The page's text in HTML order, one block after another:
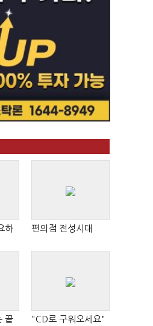
하
편의점 전성시대
끝
"CD로 구워오세요"